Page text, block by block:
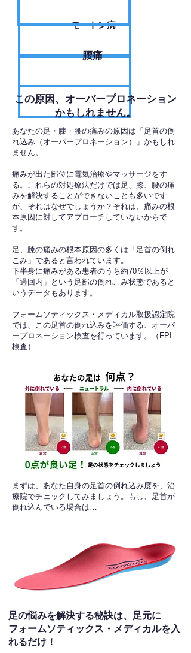
モートン病
腰痛
​この原因、オーバープロネーション
かもしれません。
あなたの足・膝・腰の痛みの原因は「足首の倒
れ込み（オーバープロネーション）」かもしれ
ません。
痛みが出た部位に電気治療やマッサージをす
る。これらの対処療法だけでは足、膝、腰の痛
みを解決することができないことも多いです
が、それはなぜでしょうか？それは、痛みの根
本原因に対してアプローチしていないからで
す。
足、膝の痛みの根本原因の多くは「足首の倒れ
こみ」であると言われています。
下半身に痛みがある患者のうち約70％以上が
「過回内」という足部の倒れこみ状態であると
いうデータもあります。
フォームソティックス・メディカル取扱認定院
では、この足首の倒れ込みを評価する、オーバ
ープロネーション検査を行っています。（FPI
検査）​
​まずは、あなた自身の足首の倒れ込み度を、治
療院でチェックしてみましょう。もし、足首が
倒れ込んでいる場合は…
足の悩みを解決する秘訣は、足元に
フォームソティックス・メディカルを入
れるだけ！